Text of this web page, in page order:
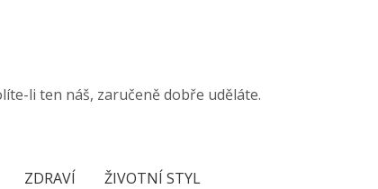
li ten náš, zaručeně dobře uděláte.
ZDRAVÍ ŽIVOTNÍ STYL